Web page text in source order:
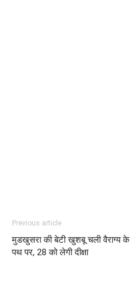
Previous article
मुडखुसरा की बेटी खुशबू चली वैराग्य के
पथ पर, 28 को लेगी दीक्षा